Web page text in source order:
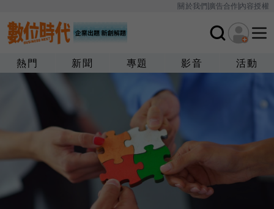
關於我們廣告合作內容授權
熱門 新聞 專題 影音 活動